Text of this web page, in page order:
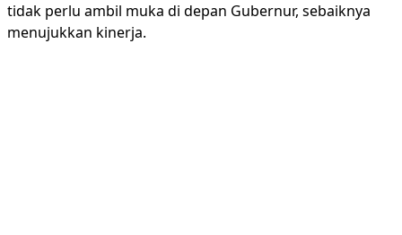
tidak perlu ambil muka di depan Gubernur, sebaiknya
menujukkan kinerja.